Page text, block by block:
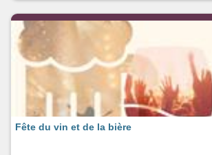
Fête du vin et de la bière